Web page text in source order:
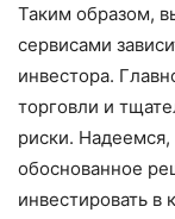
Таким образом,
сервисами
инвестора.
торговли и
риски. Надеемся,
обоснованное
инвестировать в